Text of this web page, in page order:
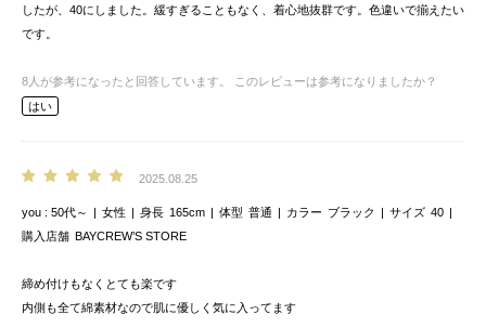
したが、40にしました。緩すぎることもなく、着心地抜群です。色違いで揃えたい
です。
8 人が参考になったと回答しています。
このレビューは参考になりましたか？
はい
2025.08.25
you 50代～ 女性 身長 165cm 体型 普通 カラー ブラック サイズ 40
購入店舗 BAYCREW’S STORE
締め付けもなくとても楽です
内側も全て綿素材なので肌に優しく気に入ってます